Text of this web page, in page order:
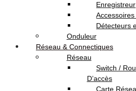
Ordinateur Portable
Pc Portable
Pc Portable Gamer
Pc Portable Pro
Ordinateur de Bureau
Ecran
Pc de Bureau
Pc de Bureau Gamer
Enregistreur
Accessoires
Détecteurs
Onduleur
Réseau & Connectiques
Réseau
Switch /
D’accès
Carte